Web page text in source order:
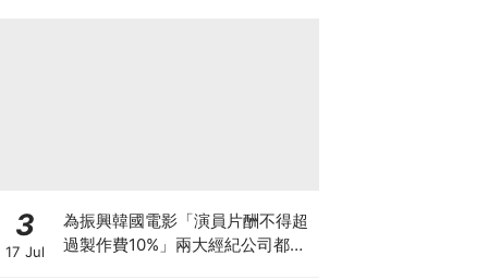
3
17 Jul
為振興韓國電影「演員片酬不得超
過製作費10%」兩大經紀公司都響